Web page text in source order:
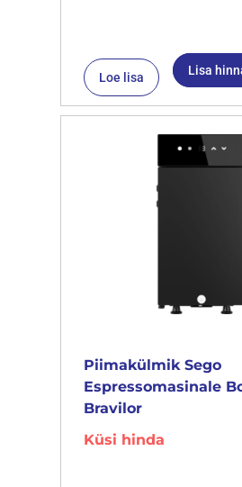
Loe lisa Lisa
Piimakülmik Sego
Espressomasinale
Bravilor
Küsi hinda